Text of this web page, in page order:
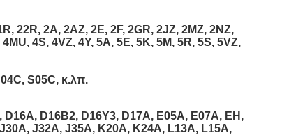
22R, 2A, 2AZ, 2E, 2F, 2GR, 2JZ, 2MZ, 2NZ,
4S, 4VZ, 4Y, 5A, 5E, 5K, 5M, 5R, 5S, 5VZ,
S05C, κ.λπ.
D16B2, D16Y3, D17A, E05A, E07A, EH,
J32A, J35A, K20A, K24A, L13A, L15A,